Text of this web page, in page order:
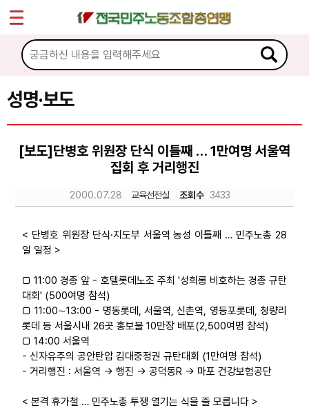
성명·보도
[보도]단병호 위원장 단식 이틀째 … 1만여명 서울역
집회 후 거리행진
2000.07.28 교육선전실 조회수 3433
< 단병호 위원장 단식·지도부 서울역 농성 이틀째 … 민주노총 28
일 일정 >
□ 11:00 경총 앞 - 호텔롯데노조 주최 '성희롱 비호하는 경총 규탄
대회' (500여명 참석)
□ 11:00∼13:00 - 명동롯데, 서울역, 신촌역, 영등포롯데, 청량리
롯데 등 서울시내 26곳 홍보물 10만장 배포(2,500여명 참석)
□ 14:00 서울역
- 신자유주의 공안탄압 김대중정권 규탄대회 (1만여명 참석)
- 거리행진 : 서울역 → 행진 → 공덕동R → 마포 건강보험공단
< 본격 휴가철 … 민주노총 투쟁 열기는 식을 줄 모릅니다 >
마이페이지
소개
소식
공지사항
성명·보도
자료
부설기관
업무
Sketchbook5, 스케치북5
Sketchbook5, 스케치북5